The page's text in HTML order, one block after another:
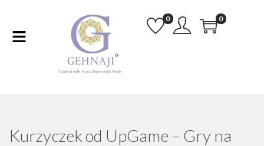
0 0
Kurzyczek od UpGame – Gry na